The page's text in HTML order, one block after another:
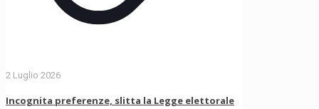
2 Luglio 2026
Incognita preferenze, slitta la Legge elettorale